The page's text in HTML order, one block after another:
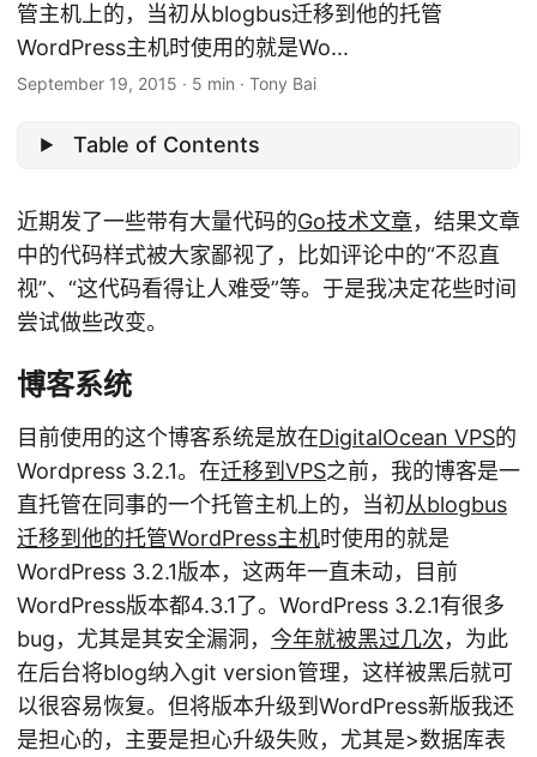
管主机上的，当初从blogbus迁移到他的托管
WordPress主机时使用的就是Wo...
September 19, 2015 · 5 min · Tony Bai
Table of Contents
近期发了一些带有大量代码的Go技术文章，结果文章
中的代码样式被大家鄙视了，比如评论中的“不忍直
视”、“这代码看得让人难受”等。于是我决定花些时间
尝试做些改变。
博客系统
目前使用的这个博客系统是放在DigitalOcean VPS的
Wordpress 3.2.1。在迁移到VPS之前，我的博客是一
直托管在同事的一个托管主机上的，当初从blogbus
迁移到他的托管WordPress主机时使用的就是
WordPress 3.2.1版本，这两年一直未动，目前
WordPress版本都4.3.1了。WordPress 3.2.1有很多
bug，尤其是其安全漏洞， 今年就被黑过几次，为此
在后台将blog纳入git version管理，这样被黑后就可
以很容易恢复。但将版本升级到WordPress新版我还
是担心的，主要是担心升级失败，尤其是>数据库表